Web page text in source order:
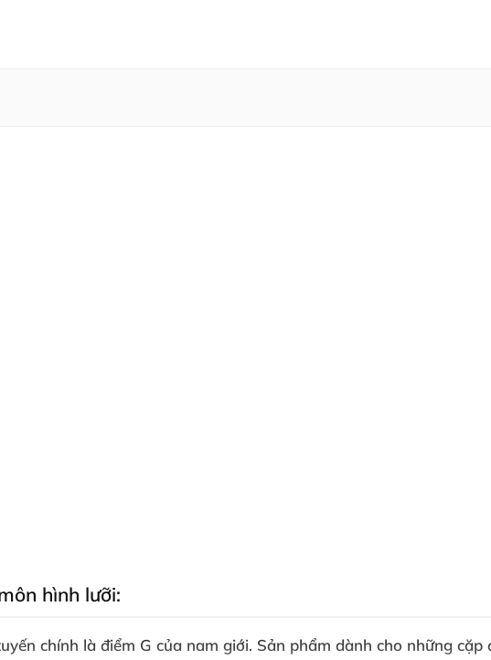
hình lưỡi:
chính là điểm G của nam giới. Sản phẩm dành cho những cặp